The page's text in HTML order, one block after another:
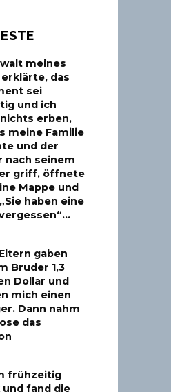
meines
das
sei
und ich
erben,
meine Familie
und der
nach seinem
griff, öffnete
Mappe und
haben eine
gaben
Bruder 1,3
Dollar und
mich einen
Dann nahm
das
frühzeitig
und fand die